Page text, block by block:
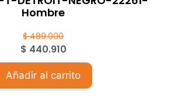
Hombre
$489.900
$ 440.910
Añadir al carrito